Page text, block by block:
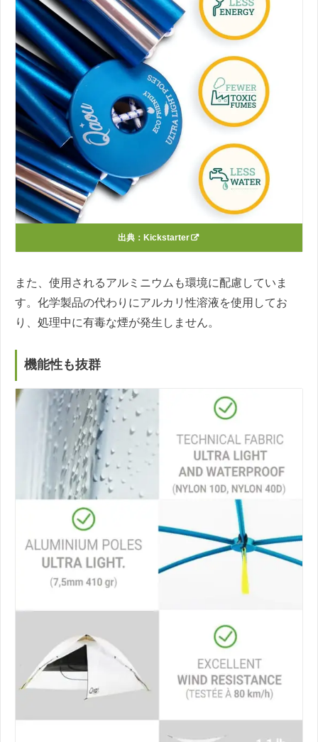
出典： Kickstarter
また、使用されるアルミニウムも環境に配慮していま
す。化学製品の代わりにアルカリ性溶液を使用してお
り、処理中に有毒な煙が発生しません。
機能性も抜群